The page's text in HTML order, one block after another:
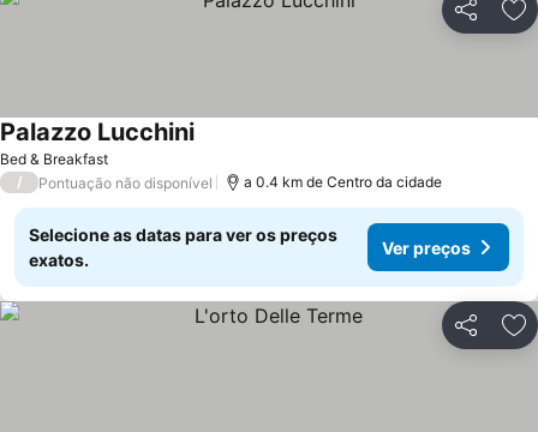
Partilhar
Bed & Breakfast
Palazzo LucchiniVer preços
/ Pontuação não disponível a 0.4 km de Centro da cidade
Selecione as datas para ver os preços
exatos.
Ver preços
Partilhar